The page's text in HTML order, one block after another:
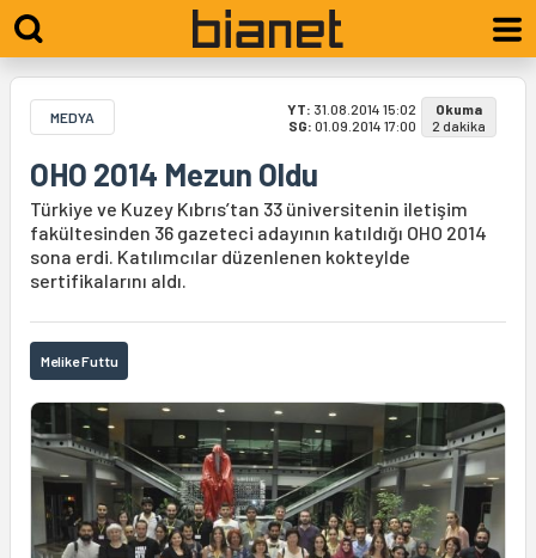
MEDYA YT: 31.08.2014 15:02
SG: 01.09.2014 17:00
Okuma
2 dakika
OHO 2014 Mezun Oldu
Türkiye ve Kuzey Kıbrıs’tan 33 üniversitenin iletişim
fakültesinden 36 gazeteci adayının katıldığı OHO 2014
sona erdi. Katılımcılar düzenlenen kokteylde
sertifikalarını aldı.
Melike Futtu